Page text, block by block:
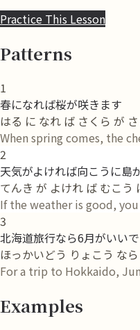
Practice This Lesson
Patterns
1
春になれば桜が咲きます
はる に なれ ば さくら が
When spring comes, the
2
天気がよければ向こうに島
てんき が よけれ ば むこう
If the weather is good,
3
北海道旅行なら6月がいい
ほっかいどう りょこう な
For a trip to Hokkaido,
Examples